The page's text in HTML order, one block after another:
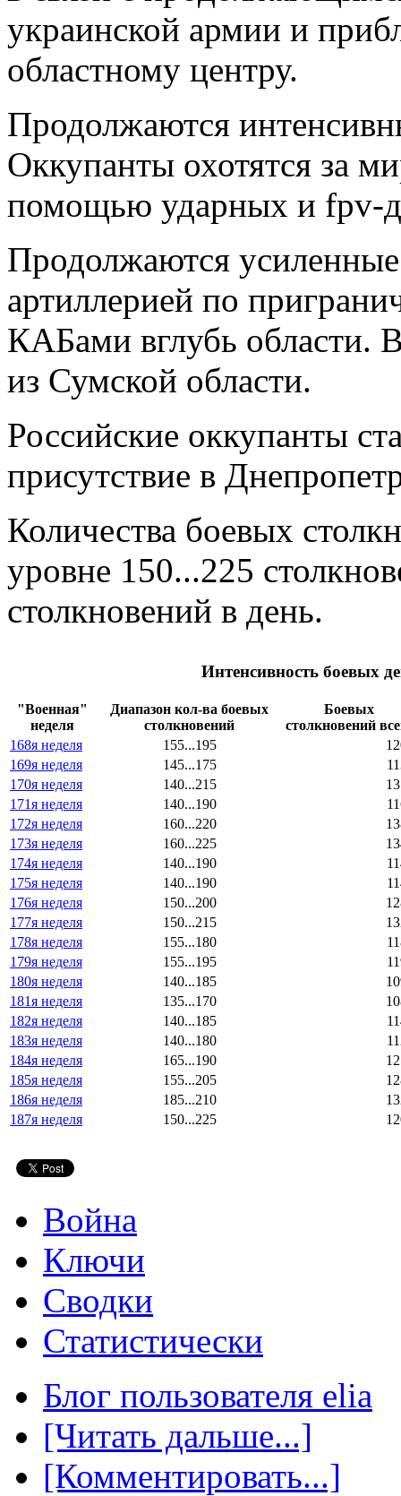
украинской армии и
областному центру.
Продолжаются
Оккупанты охотятся за
помощью ударных и fpv-
Продолжаются
артиллерией по
КАБами вглубь области.
из Сумской области.
Российские оккупанты
присутствие в
Количества боевых
уровне 150...225
столкновений в день.
Интенсивность боевых
"Военная"
неделя
Диапазон кол-ва боевых
столкновений
Боевых
столкновений
168я неделя
155...195
169я неделя
145...175
170я неделя
140...215
171я неделя
140...190
172я неделя
160...220
173я неделя
160...225
174я неделя
140...190
175я неделя
140...190
176я неделя
150...200
177я неделя
150...215
178я неделя
155...180
179я неделя
155...195
180я неделя
140...185
181я неделя
135...170
182я неделя
140...185
183я неделя
140...180
184я неделя
165...190
185я неделя
155...205
186я неделя
185...210
187я неделя
150...225
Война
Ключи
Сводки
Статистически
Блог пользователя elia
[Читать дальше...]
[Комментировать...]